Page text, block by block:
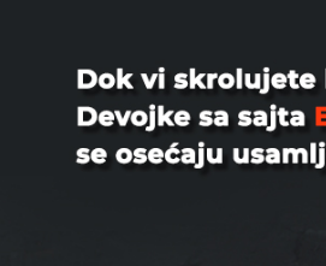
za uklanjanje sadržaja.
Sve žalbe se obrađuju odmah. U
utvrdi kršenje naših Pravila i
da ćemo ukloniti nezakonit
Kompanije u roku ne dužem od 48
Prijavljivanje korisnika ili sadržaja
poverljivo – vaše ime i drugi lični
podeljeni sa osobom čiji sadržaj ili